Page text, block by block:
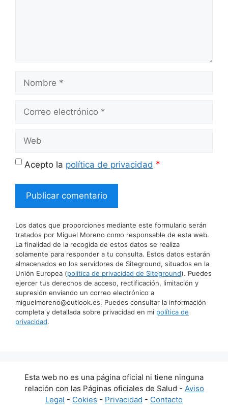
electrónico
Acepto la política de privacidad *
Los datos que proporciones mediante este formulario serán
tratados por Miguel Moreno como responsable de esta web.
La finalidad de la recogida de estos datos se realiza
solamente para responder a tu consulta. Estos datos estarán
almacenados en los servidores de Siteground, situados en la
Unión Europea (política de privacidad de Siteground). Puedes
ejercer tus derechos de acceso, rectificación, limitación y
supresión enviando un correo electrónico a
miguelmoreno@outlook.es. Puedes consultar la información
completa y detallada sobre privacidad en mi política de
privacidad.
Esta web no es una página oficial ni tiene ninguna
relación con las Páginas oficiales de Salud - Aviso
Legal - Cokies - Privacidad - Contacto